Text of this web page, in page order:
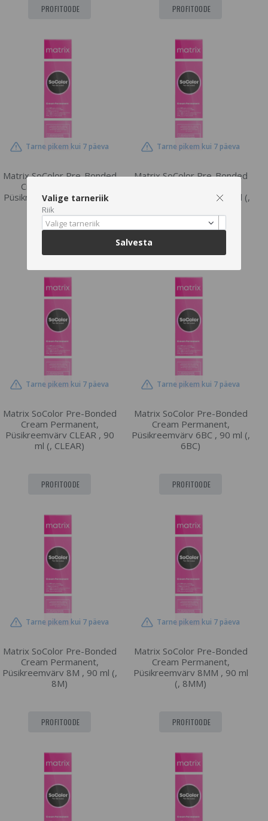
PROFITOODE PROFITOODE
Tarne pikem kui 7 päeva
Matrix SoColor Pre-Bonded
Cream Permanent,
Püsikreemvärv 7A , 90 ml (,
7A)
Tarne pikem kui 7 päeva
Matrix SoColor Pre-Bonded
Püsikreemvärv 5BC , 90 ml (,
Tarne pikem kui 7 päeva
Matrix SoColor Pre-Bonded
Cream Permanent,
Püsikreemvärv CLEAR , 90
ml (, CLEAR)
PROFITOODE
Tarne pikem kui 7 päeva
Matrix SoColor Pre-Bonded
Cream Permanent,
Püsikreemvärv 6BC , 90 ml (,
6BC)
PROFITOODE
Tarne pikem kui 7 päeva
Matrix SoColor Pre-Bonded
Cream Permanent,
Püsikreemvärv 8M , 90 ml (,
8M)
PROFITOODE
Tarne pikem kui 7 päeva
Matrix SoColor Pre-Bonded
Cream Permanent,
Püsikreemvärv 8MM , 90 ml
(, 8MM)
PROFITOODE
Valige tarneriik
Riik
Valige tarneriik
Salvesta